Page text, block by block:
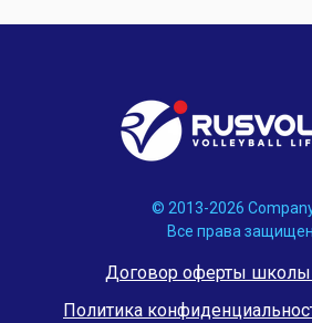
© 2013-2026
Все права
Договор оферты школы
Политика